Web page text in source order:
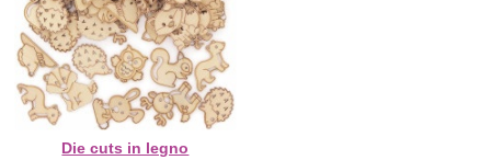
Die cuts in legno